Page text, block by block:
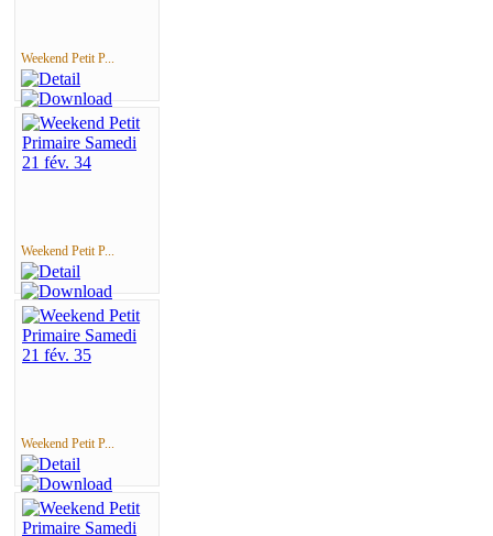
Weekend Petit P...
Weekend Petit P...
Weekend Petit P...